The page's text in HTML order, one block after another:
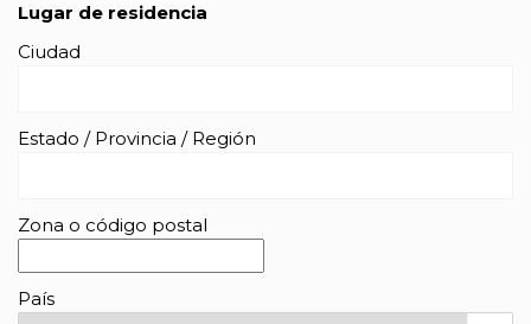
Lugar de residencia
Ciudad
Estado / Provincia / Región
Zona o código postal
País